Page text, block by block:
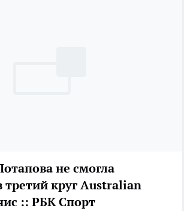
не смогла
третий круг Australian
:: РБК Спорт